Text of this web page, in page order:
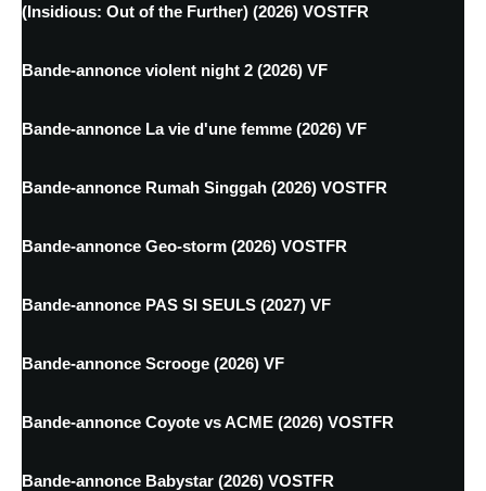
(Insidious: Out of the Further) (2026) VOSTFR
Bande-annonce violent night 2 (2026) VF
Bande-annonce La vie d'une femme (2026) VF
Bande-annonce Rumah Singgah (2026) VOSTFR
Bande-annonce Geo-storm (2026) VOSTFR
Bande-annonce PAS SI SEULS (2027) VF
Bande-annonce Scrooge (2026) VF
Bande-annonce Coyote vs ACME (2026) VOSTFR
Bande-annonce Babystar (2026) VOSTFR